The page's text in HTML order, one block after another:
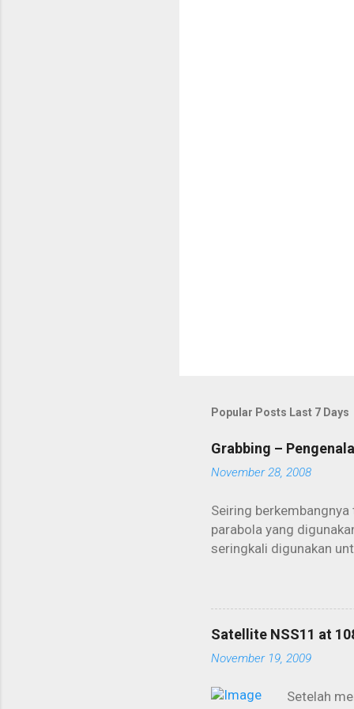
Popular Posts Last 7 Days
Grabbing –
November 28, 2008
Seiring
parabola yang
seringkali digunakan
dikoneksikan lewat
menjadi primadona
seperangkat PC dan
layanan ISP lewat
kita harus membayar
Satellite NSS11 at
November 19, 2009
Setelah